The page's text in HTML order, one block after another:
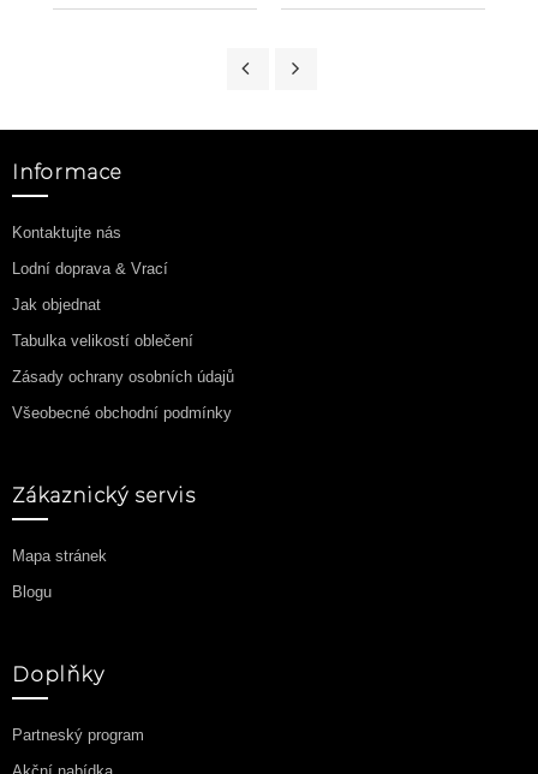
Informace
Kontaktujte nás
Lodní doprava & Vrací
Jak objednat
Tabulka velikostí oblečení
Zásady ochrany osobních údajů
Všeobecné obchodní podmínky
Zákaznický servis
Mapa stránek
Blogu
Doplňky
Partneský program